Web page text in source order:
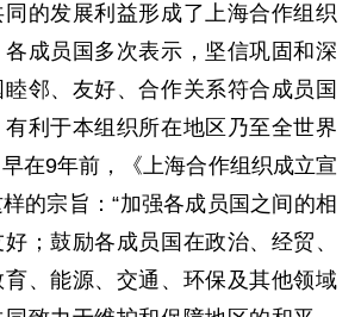
的发展利益形成了上海合作组织
成员国多次表示，坚信巩固和深
邻、友好、合作关系符合成员国
有利于本组织所在地区乃至全世界
在9年前，《上海合作组织成立宣
的宗旨：“加强各成员国之间的相
；鼓励各成员国在政治、经贸、
、能源、交通、环保及其他领域